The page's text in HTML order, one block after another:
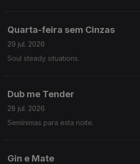
Quarta-feira sem Cinzas
29 jul. 2026
Soul steady situations.
Dub me Tender
28 jul. 2026
Semínimas para esta noite.
Gin e Mate